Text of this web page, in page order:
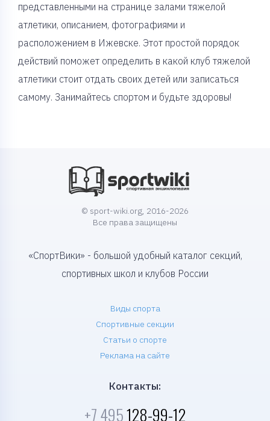
представленными на странице залами тяжелой
атлетики, описанием, фотографиями и
расположением в Ижевске. Этот простой порядок
действий поможет определить в какой клуб тяжелой
атлетики стоит отдать своих детей или записаться
самому. Занимайтесь спортом и будьте здоровы!
© sport-wiki.org, 2016-2026
Все права защищены
«СпортВики» - большой удобный каталог секций,
спортивных школ и клубов России
Виды спорта
Спортивные секции
Статьи о спорте
Реклама на сайте
Контакты:
+7 495128-99-12